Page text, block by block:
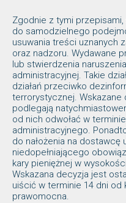
Zgodnie z tymi przepisami,
do samodzielnego
usuwania treści uznanych
oraz nadzoru. Wydawane
lub stwierdzenia
administracyjnej. Takie
działań przeciwko
terrorystycznej.
podlegają
od nich odwołać w
administracyjnego.
do nałożenia na dostawcę
niedopełniającego
kary pieniężnej w
Wskazana decyzja jest
uiścić w terminie 14 dni od
prawomocna.